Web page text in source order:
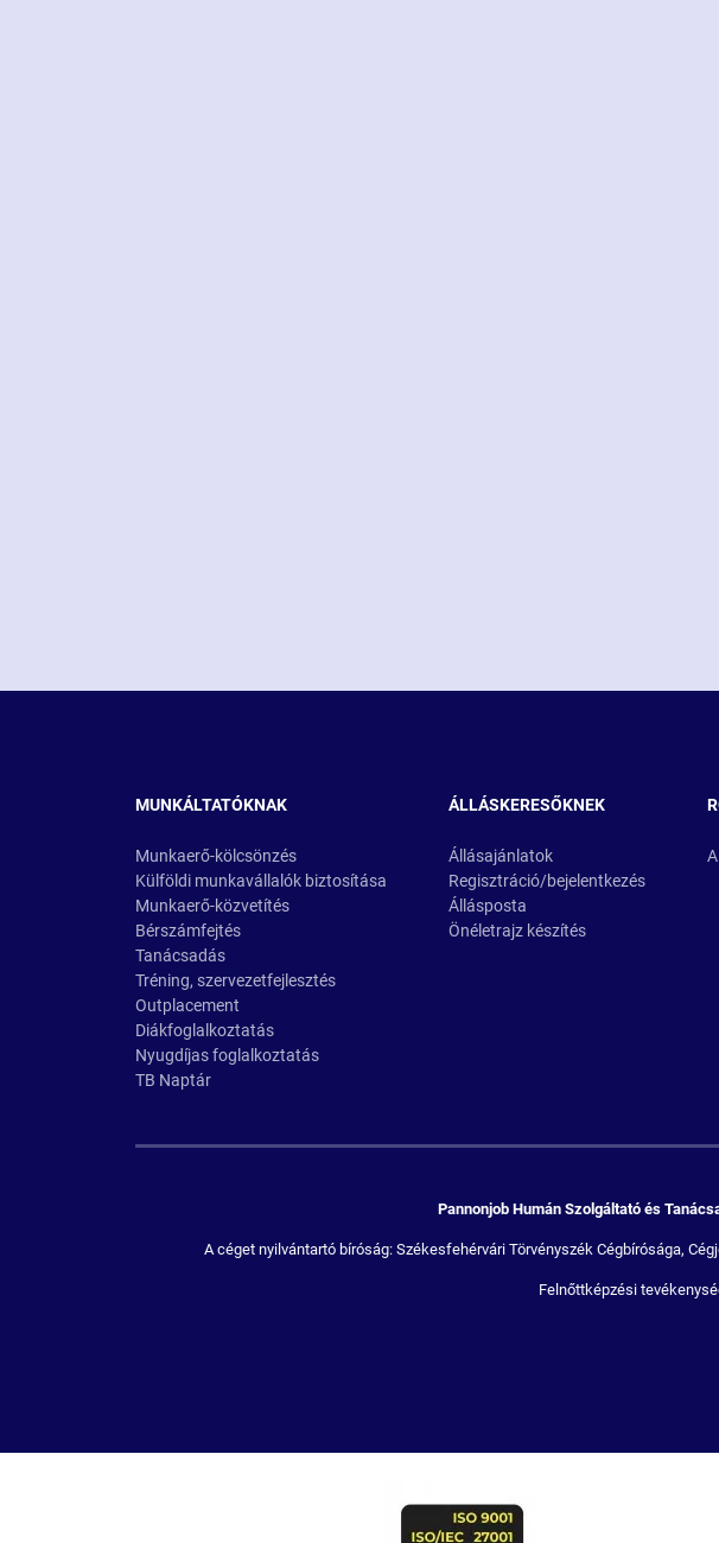
MUNKÁLTATÓKNAK
Munkaerő-kölcsönzés
Külföldi munkavállalók biztosítása
Munkaerő-közvetítés
Bérszámfejtés
Tanácsadás
Tréning, szervezetfejlesztés
Outplacement
Diákfoglalkoztatás
Nyugdíjas foglalkoztatás
TB Naptár
ÁLLÁSKERESŐKNEK
Állásajánlatok
Regisztráció/bejelentkezés
Állásposta
Önéletrajz készítés
Pannonjob Humán Szolgáltató és
A céget nyilvántartó bíróság: Székesfehérvári Törvényszék Cégbírósága,
Felnőttképzési